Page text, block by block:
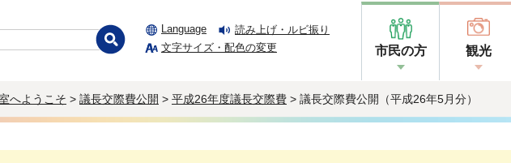
Language
読み上げ・ルビ振り
文字サイズ・配色の変更
市民の方 観光
へようこそ > 議長交際費公開 > 平成26年度議長交際費 > 議長交際費公開（平成26年5月分）